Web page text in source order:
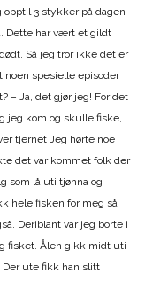
opptil 3 stykker på dagen
Dette har vært et gildt
Så jeg tror ikke det er
noen spesielle episoder
– Ja, det gjør jeg! For det
jeg kom og skulle fiske,
tjernet Jeg hørte noe
det var kommet folk der
som lå uti tjønna og
hele fisken for meg så
Deriblant var jeg borte i
fisket. Ålen gikk midt uti
Der ute fikk han slitt